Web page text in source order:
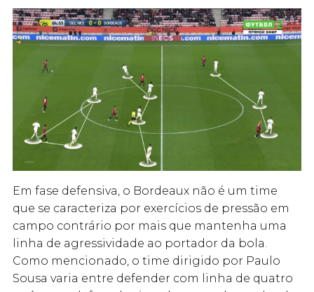
Em fase defensiva, o Bordeaux não é um time
que se caracteriza por exercícios de pressão em
campo contrário por mais que mantenha uma
linha de agressividade ao portador da bola.
Como mencionado, o time dirigido por Paulo
Sousa varia entre defender com linha de quatro